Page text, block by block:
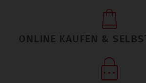
ONLINE KAUFEN &